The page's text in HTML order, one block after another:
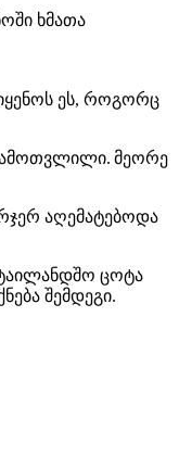
ხმათა
ეს, როგორც
მეორე
აღემატებოდა
ცოტა
შემდეგი.